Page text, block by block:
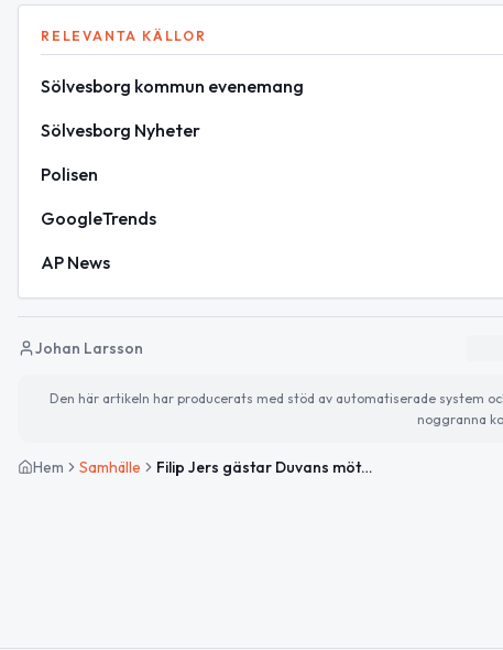
RELEVANTA KÄLLOR
Sölvesborg kommun evenemang
Sölvesborg Nyheter
Polisen
GoogleTrends
AP News
Johan Larsson
Den här artikeln har producerats med stöd av automatiserade system
noggranna
Hem Samhälle Filip Jers gästar Duvans mötesplats – Musikupplevelse i världsklass idag